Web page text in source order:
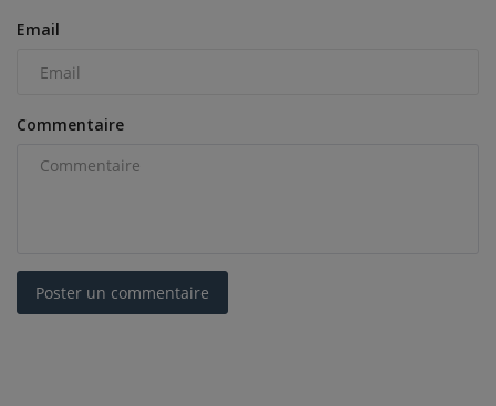
Email
Commentaire
Poster un commentaire